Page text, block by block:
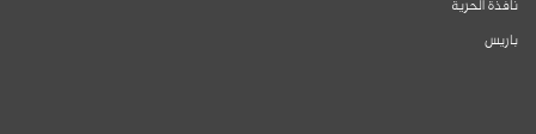
نافذة الحرية
باريس